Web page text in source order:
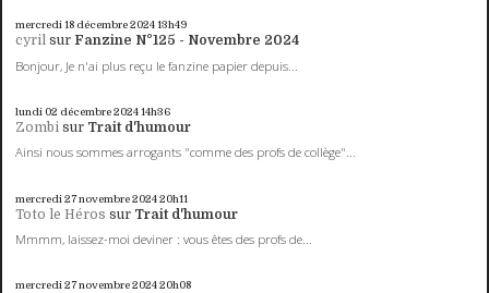
mercredi 18 décembre 202413h49
cyril sur Fanzine N°125 - Novembre 2024
Bonjour, Je n'ai plus reçu le fanzine papier depuis...
lundi 02 décembre 202414h36
Zombi sur Trait d'humour
Ainsi nous sommes arrogants "comme des profs de collège"...
mercredi 27novembre 202420h11
Toto le Héros sur Trait d'humour
Mmmm, laissez-moi deviner : vous êtes des profs de...
mercredi 27novembre 202420h08